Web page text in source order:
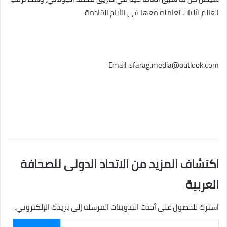
العالم لآليات تعامله معها في الأيام القادمة.
Email: sfarag.media@outlook.com
اكتشاف المزيد من الاتحاد الدولى للصحافة
العربية
اشترك للحصول على أحدث التدوينات المرسلة إلى بريدك الإلكتروني.